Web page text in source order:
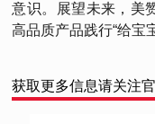
意识。展望未来，美
高品质产品践行“给宝
获取更多信息请关注